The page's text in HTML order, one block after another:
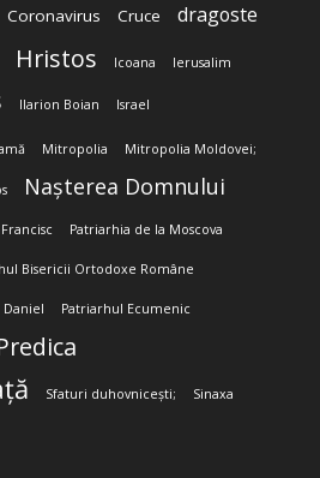
Coronavirus Cruce dragoste
Hristos Icoana Ierusalim
Ilarion Boian Israel
Mitropolia Mitropolia Moldovei;
Nașterea Domnului
Patriarhia de la Moscova
Bisericii Ortodoxe Române
Daniel Patriarhul Ecumenic
Sfaturi duhovnicești; Sinaxa